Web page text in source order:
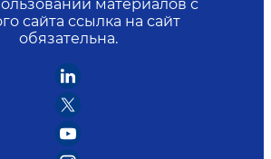
материалов с
сайта ссылка на сайт
обязательна.